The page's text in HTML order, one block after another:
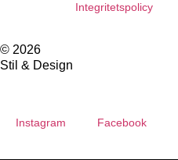
Integritetspolicy
© 2026
Stil & Design
Instagram Facebook